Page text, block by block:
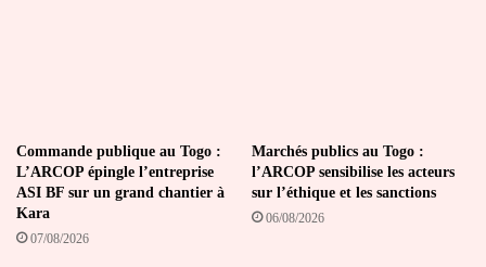
Commande publique au Togo :
L’ARCOP épingle l’entreprise
ASI BF sur un grand chantier à
Kara
07/08/2026
Marchés publics au Togo :
l’ARCOP sensibilise les acteurs
sur l’éthique et les sanctions
06/08/2026